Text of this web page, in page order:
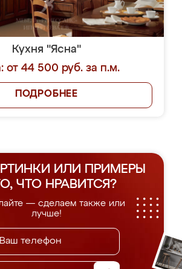
Кухня "Ясна"
от 44 500 руб. за п.м.
ПОДРОБНЕЕ
ИЛИ ПРИМЕРЫ
ЧТО НРАВИТСЯ?
— сделаем также или
лучше!